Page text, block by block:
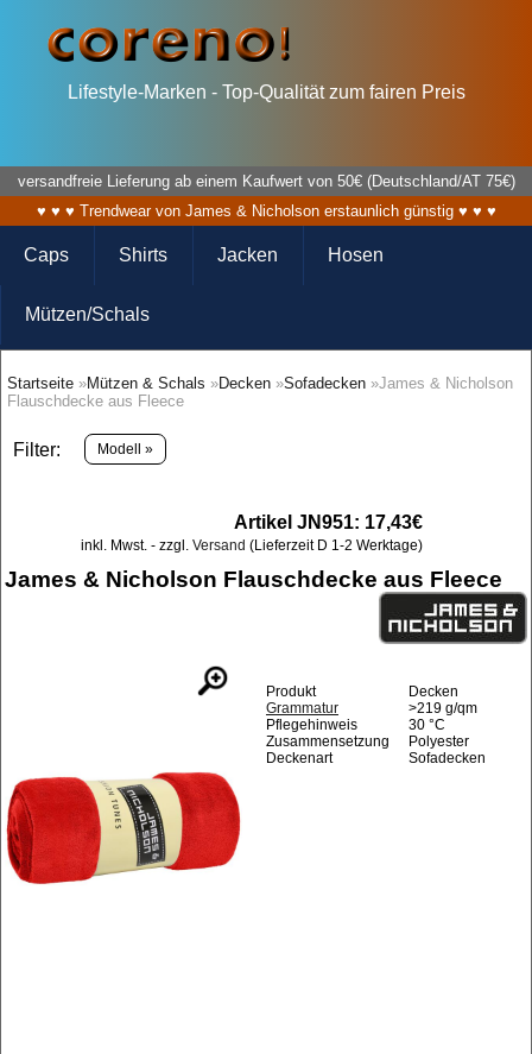
Lifestyle-Marken - Top-Qualität zum fairen Preis
versandfreie Lieferung ab einem Kaufwert von 50€ (Deutschland/AT 75€)
♥ ♥ ♥ Trendwear von James & Nicholson erstaunlich günstig ♥ ♥ ♥
Caps Shirts Jacken Hosen
Mützen/Schals
Startseite »Mützen & Schals »Decken »Sofadecken »James & Nicholson
Flauschdecke aus Fleece
Filter: Modell »
Artikel JN951: 17,43€
inkl. Mwst. - zzgl. Versand (Lieferzeit D 1-2 Werktage)
James & Nicholson Flauschdecke aus Fleece
Produkt
Decken
Grammatur
>219 g/qm
Pflegehinweis
30 °C
Zusammensetzung
Polyester
Deckenart
Sofadecken